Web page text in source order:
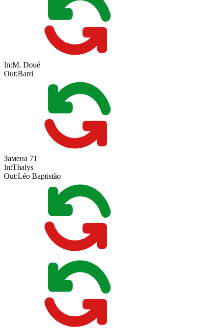
In:M. Doué
Out:Barri
Замена 71'
In:Thalys
Out:Léo Baptistão